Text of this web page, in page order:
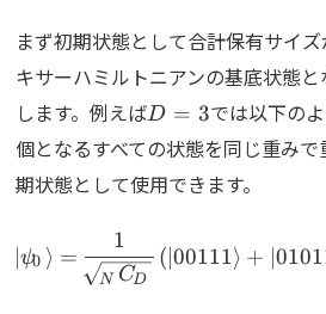
まず初期状態として合計保有サイ
キサーハミルトニアンの基底状態
します。例えばD=3
D = 3では以下の
個となるすべての状態を同じ重み
期状態として使用できます。
∣ψ0 ⟩ =
N CD
1
(∣00111⟩ + ∣